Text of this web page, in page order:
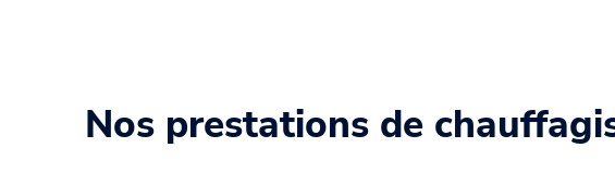
Nos prestations de